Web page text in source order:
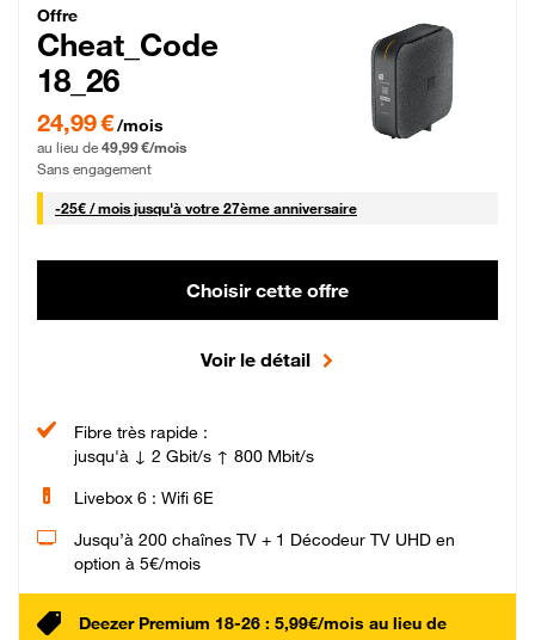
Cheat_Code Fibre_18_26
Offre
Cheat_Code
18_26
24,99 € par mois pendant 0 mois puis 49,99 € par mois, Sans engagement
24,99 €/mois
au lieu de 49,99 €/mois
Sans engagement
-25€ / mois25 € par mois
jusqu'à votre 27ème anniversaire
Choisir cette offre
Voir le détail
Fibre très rapide :
jusqu'à ↓ 2 Gbit/s ↑ 800 Mbit/s
Livebox 6 : Wifi 6E
Jusqu’à 200 chaînes TV + 1 Décodeur TV UHD en
option à 5€/mois
Deezer Premium 18-26 : 5,99€/mois au lieu de